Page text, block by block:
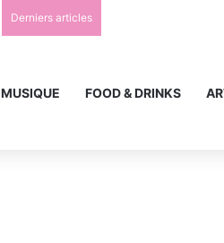
Derniers articles
MUSIQUE FOOD & DRINKS